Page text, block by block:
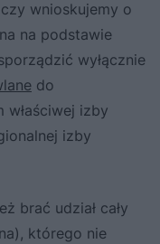
wnioskujemy o
na podstawie
wyłącznie
do
właściwej izby
izby
brać udział cały
którego nie